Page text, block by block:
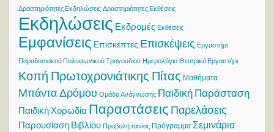
Δραστηριότητες Εκδηλώσεις Δραστηριότητες Εκθέσεις
Εκδηλώσεις Εκδρομές Εκθέσεις
Εμφανίσεις Επισκέπτες Επισκέψεις Εργαστήρι
Παραδοσιακού Πολυφωνικού Τραγουδιού Ημερολόγιο Θεατρικό Εργαστήρι
Κοπή Πρωτοχρονιάτικης Πίτας Μαθήματα
Μπάντα Δρόμου Ομάδα Ανάγνωσης Παιδική Παράσταση
Παιδική Χορωδία Παραστάσεις Παρελάσεις
Παρουσίαση Βιβλίου Προβολή ταινίας Πρόγραμμα Σεμινάρια